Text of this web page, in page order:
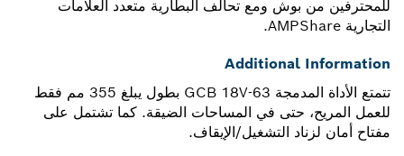
للمحترفين من بوش ومع تحالف البطارية متعدد العلامات
التجارية AMPShare.
Additional Information
تتمتع الأداة المدمجة GCB 18V-63 بطول يبلغ 355 مم فقط
للعمل المريح، حتى في المساحات الضيقة. كما تشتمل على
مفتاح أمان لزناد التشغيل/الإيقاف.